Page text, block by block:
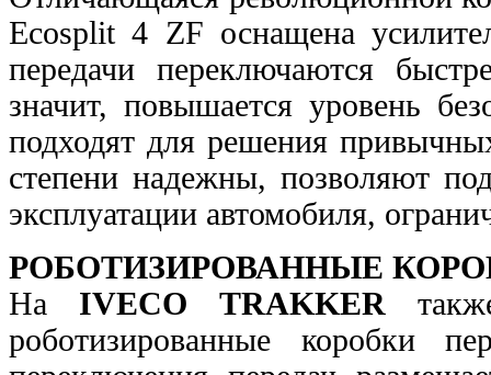
Ecosplit 4 ZF оснащена
передачи переключаются
значит, повышается уровень
подходят для решения
степени надежны, позволяют
эксплуатации автомобиля,
РОБОТИЗИРОВАННЫЕ
На IVECO TRAKKERтакже
роботизированные коробки